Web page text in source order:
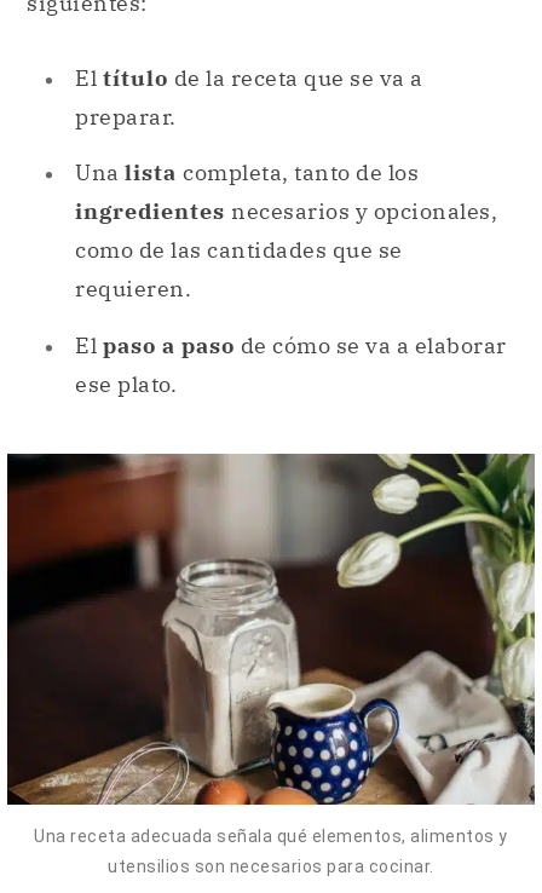
El título de la receta que se va a
preparar.
Una lista completa, tanto de los
ingredientes necesarios y opcionales,
como de las cantidades que se
requieren.
El paso a paso de cómo se va a elaborar
ese plato.
Una receta adecuada señala qué elementos, alimentos y
utensilios son necesarios para cocinar.